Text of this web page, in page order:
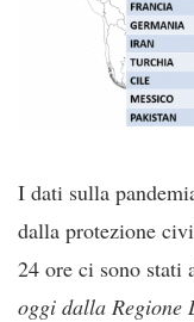
I dati sulla
dalla protezione
24 ore ci sono stati
oggi dalla Regione